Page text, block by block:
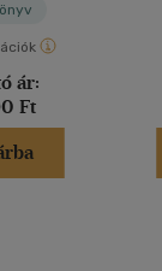
ár:
Ft